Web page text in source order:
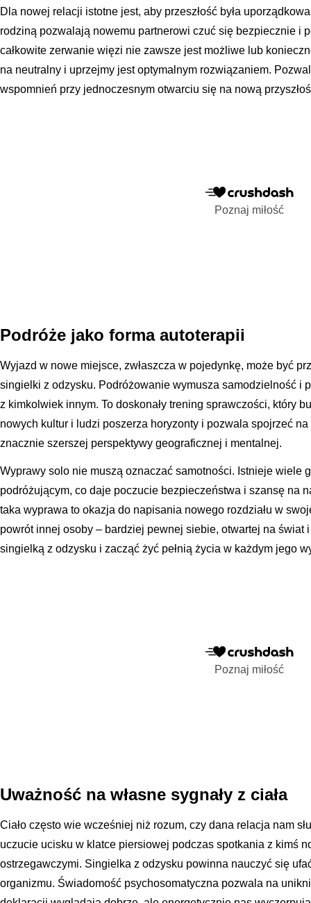
Dla nowej relacji istotne jest, aby przeszłość była
rodziną pozwalają nowemu partnerowi czuć się bezpiecznie i
całkowite zerwanie więzi nie zawsze jest możliwe lub
na neutralny i uprzejmy jest optymalnym rozwiązaniem.
wspomnień przy jednoczesnym otwarciu się na nową
Poznaj miłość
Podróże jako forma autoterapii
Wyjazd w nowe miejsce, zwłaszcza w pojedynkę, może być
singielki z odzysku. Podróżowanie wymusza samodzielność i
z kimkolwiek innym. To doskonały trening sprawczości, który
nowych kultur i ludzi poszerza horyzonty i pozwala spojrzeć
znacznie szerszej perspektywy geograficznej i mentalnej.
Wyprawy solo nie muszą oznaczać samotności. Istnieje wiele
podróżującym, co daje poczucie bezpieczeństwa i szansę na
taka wyprawa to okazja do napisania nowego rozdziału w
powrót innej osoby – bardziej pewnej siebie, otwartej na świat
singielką z odzysku i zacząć żyć pełnią życia w każdym jego
Poznaj miłość
Uważność na własne sygnały z ciała
Ciało często wie wcześniej niż rozum, czy dana relacja nam
uczucie ucisku w klatce piersiowej podczas spotkania z kimś
ostrzegawczymi. Singielka z odzysku powinna nauczyć się
organizmu. Świadomość psychosomatyczna pozwala na